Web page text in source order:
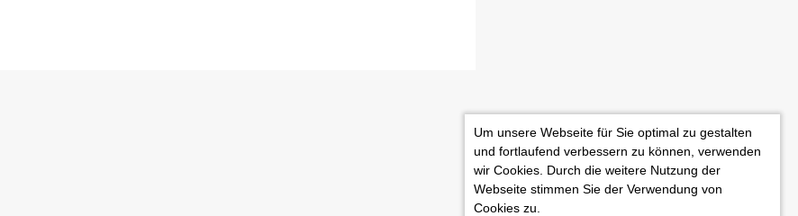
Um unsere Webseite für Sie optimal zu gestalten
und fortlaufend verbessern zu können, verwenden
wir Cookies. Durch die weitere Nutzung der
Webseite stimmen Sie der Verwendung von
Cookies zu.